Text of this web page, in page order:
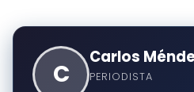
C
Carlos
PERIODISTA